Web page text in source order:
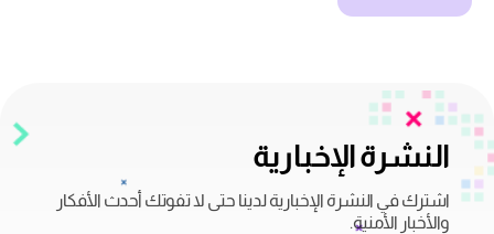
النشرة الإخبارية
اشترك في النشرة الإخبارية لدينا حتى لا تفوتك أحدث الأفكار
والأخبار الأمنية.